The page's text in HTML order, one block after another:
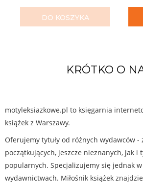
DO KOSZYKA
KRÓTKO O
motyleksiazkowe.pl to księgarnia
książek z Warszawy.
Oferujemy tytuły od różnych wydawców -
początkujących, jeszcze nieznanych, jak i
popularnych. Specjalizujemy się jednak
wydawnictwach. Miłośnik książek